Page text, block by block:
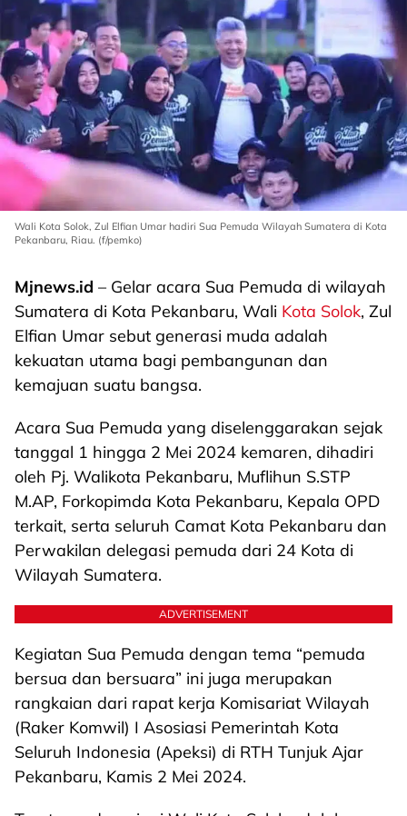
Wali Kota Solok, Zul Elfian Umar hadiri Sua Pemuda Wilayah Sumatera di Kota
Pekanbaru, Riau. (f/pemko)
Mjnews.id – Gelar acara Sua Pemuda di wilayah
Sumatera di Kota Pekanbaru, Wali Kota Solok, Zul
Elfian Umar sebut generasi muda adalah
kekuatan utama bagi pembangunan dan
kemajuan suatu bangsa.
Acara Sua Pemuda yang diselenggarakan sejak
tanggal 1 hingga 2 Mei 2024 kemaren, dihadiri
oleh Pj. Walikota Pekanbaru, Muflihun S.STP
M.AP, Forkopimda Kota Pekanbaru, Kepala OPD
terkait, serta seluruh Camat Kota Pekanbaru dan
Perwakilan delegasi pemuda dari 24 Kota di
Wilayah Sumatera.
ADVERTISEMENT
Kegiatan Sua Pemuda dengan tema “pemuda
bersua dan bersuara” ini juga merupakan
rangkaian dari rapat kerja Komisariat Wilayah
(Raker Komwil) I Asosiasi Pemerintah Kota
Seluruh Indonesia (Apeksi) di RTH Tunjuk Ajar
Pekanbaru, Kamis 2 Mei 2024.